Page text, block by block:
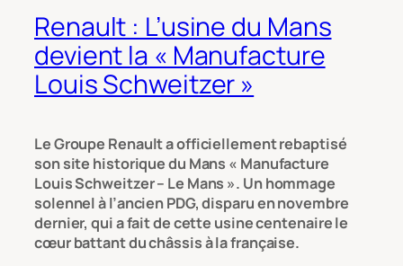
Renault : L’usine du Mans
devient la « Manufacture
Louis Schweitzer »
Le Groupe Renault a officiellement rebaptisé
son site historique du Mans « Manufacture
Louis Schweitzer – Le Mans ». Un hommage
solennel à l’ancien PDG, disparu en novembre
dernier, qui a fait de cette usine centenaire le
cœur battant du châssis à la française.